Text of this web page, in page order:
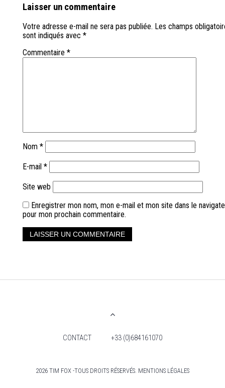
Laisser un commentaire
Votre adresse e-mail ne sera pas publiée. Les champs
sont indiqués avec *
Commentaire *
Nom *
E-mail *
Site web
Enregistrer mon nom, mon e-mail et mon site dans le
pour mon prochain commentaire.
CONTACT +33 (0)684161070
2026 TIM FOX -TOUS DROITS RÉSERVÉS. MENTIONS LÉGALES